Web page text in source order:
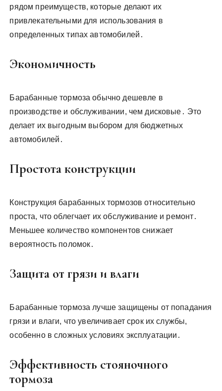
рядом преимуществ, которые делают их
привлекательными для использования в
определенных типах автомобилей․
Экономичность
Барабанные тормоза обычно дешевле в
производстве и обслуживании, чем дисковые․ Это
делает их выгодным выбором для бюджетных
автомобилей․
Простота конструкции
Конструкция барабанных тормозов относительно
проста, что облегчает их обслуживание и ремонт․
Меньшее количество компонентов снижает
вероятность поломок․
Защита от грязи и влаги
Барабанные тормоза лучше защищены от попадания
грязи и влаги, что увеличивает срок их службы,
особенно в сложных условиях эксплуатации․
Эффективность стояночного
тормоза